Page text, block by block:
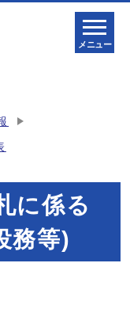
メニュー
に係る
務等)